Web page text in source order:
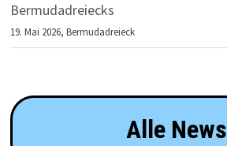
Bermudadreiecks
19. Mai 2026,Bermudadreieck
Alle News